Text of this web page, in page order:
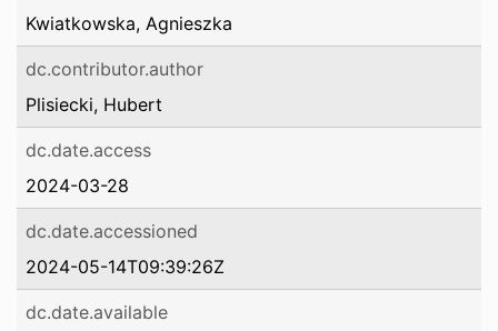
Kwiatkowska, Agnieszka
dc.contributor.author
Plisiecki, Hubert
dc.date.access
2024-03-28
dc.date.accessioned
2024-05-14T09:39:26Z
dc.date.available